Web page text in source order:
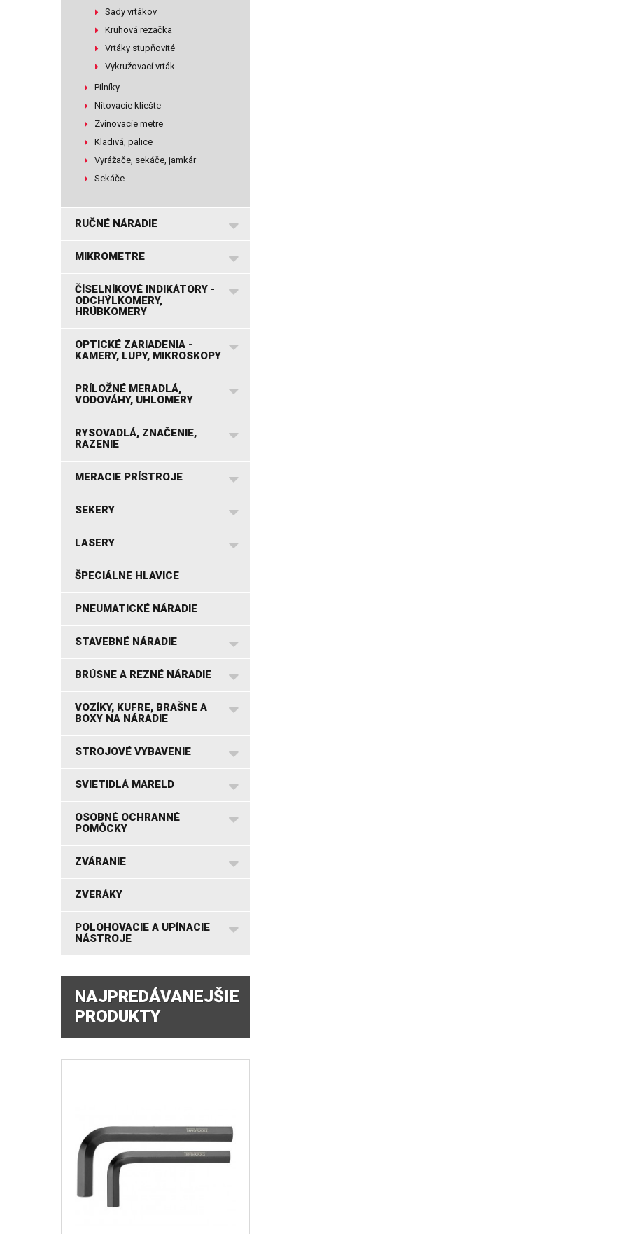
Sady vrtákov
Kruhová rezačka
Vrtáky stupňovité
Vykružovací vrták
Pilníky
Nitovacie kliešte
Zvinovacie metre
Kladivá, palice
Vyrážače, sekáče, jamkár
Sekáče
RUČNÉ NÁRADIE
MIKROMETRE
ČÍSELNÍKOVÉ INDIKÁTORY -
ODCHÝLKOMERY,
HRÚBKOMERY
OPTICKÉ ZARIADENIA -
KAMERY, LUPY, MIKROSKOPY
PRÍLOŽNÉ MERADLÁ,
VODOVÁHY, UHLOMERY
RYSOVADLÁ, ZNAČENIE,
RAZENIE
MERACIE PRÍSTROJE
SEKERY
LASERY
ŠPECIÁLNE HLAVICE
PNEUMATICKÉ NÁRADIE
STAVEBNÉ NÁRADIE
BRÚSNE A REZNÉ NÁRADIE
VOZÍKY, KUFRE, BRAŠNE A
BOXY NA NÁRADIE
STROJOVÉ VYBAVENIE
SVIETIDLÁ MARELD
OSOBNÉ OCHRANNÉ
POMÔCKY
ZVÁRANIE
ZVERÁKY
POLOHOVACIE A UPÍNACIE
NÁSTROJE
NAJPREDÁVANEJŠIE
PRODUKTY